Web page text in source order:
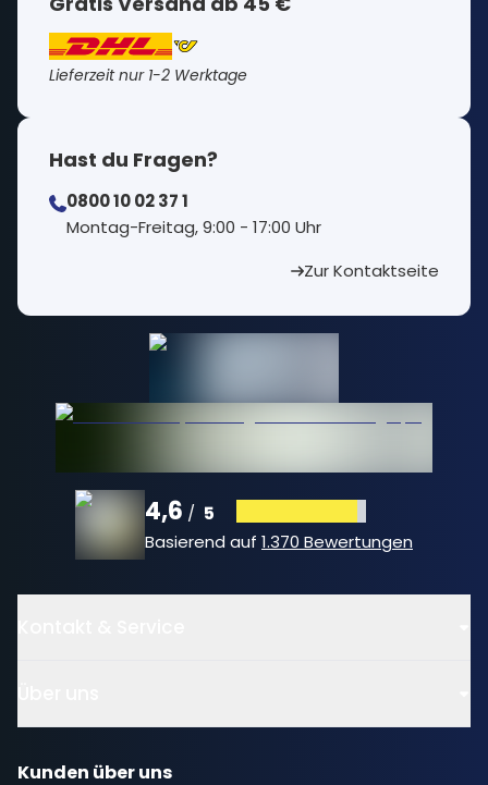
Lieferzeit nur 1-2 Werktage
Hast du Fragen?
0800 10 02 37 1
⁠Montag-Freitag, 9:00 - 17:00 Uhr
Zur Kontaktseite
4,6 / 5
Basierend auf 1.370 Bewertungen
Kunden über uns